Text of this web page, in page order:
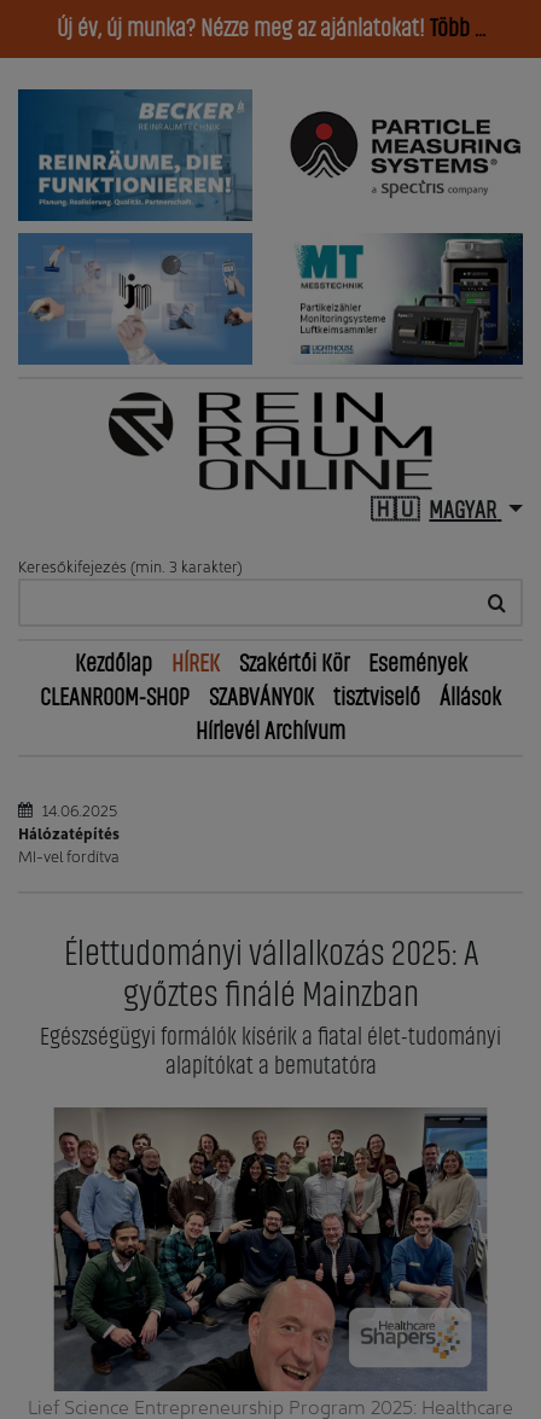
Új év, új munka? Nézze meg az ajánlatokat! Több ...
MAGYAR
Keresőkifejezés (min. 3 karakter)
Kezdőlap HÍREK Szakértői Kör
Események
CLEANROOM-SHOP
SZABVÁNYOK tisztviselő
Állások
Hírlevél Archívum
14.06.2025
Hálózatépítés
MI-vel fordítva
Élettudományi vállalkozás 2025: A
győztes finálé Mainzban
Egészségügyi formálók kísérik a fiatal élet-tudományi
alapítókat a bemutatóra
Lief Science Entrepreneurship Program 2025: Healthcare